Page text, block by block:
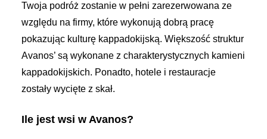
Twoja podróż zostanie w pełni zarezerwowana ze
względu na firmy, które wykonują dobrą pracę
pokazując kulturę kappadokijską. Większość struktur
Avanos’ są wykonane z charakterystycznych kamieni
kappadokijskich. Ponadto, hotele i restauracje
zostały wycięte z skał.
Ile jest wsi w Avanos?